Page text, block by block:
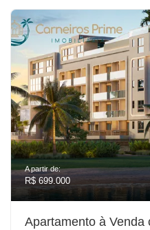
A partir de:
R$ 699.000
Apartamento à Venda